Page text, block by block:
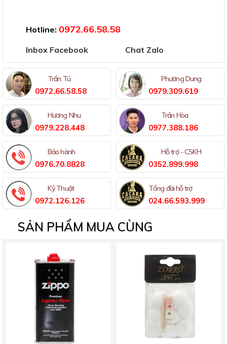
Hotline: 0972.66.58.58
Inbox Facebook Chat Zalo
Trần Tú
0972.66.58.58
Phương Dung
0979.309.619
Hương Nhu
0979.228.448
Trần Hòa
0977.388.186
Bảo hành
0976.70.8828
Hỗ trợ - CSKH
0352.899.998
Kỹ Thuật
0972.126.126
Tổng đài hỗ trợ
024.66.593.999
SẢN PHẨM MUA CÙNG